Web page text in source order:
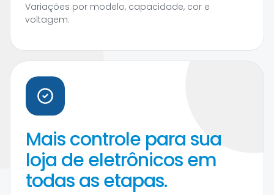
Variações por modelo, capacidade, cor e
voltagem.
Mais controle para sua
loja de eletrônicos em
todas as etapas.